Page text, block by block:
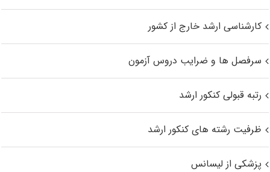
کارشناسی ارشد خارج از کشور
سرفصل ها و ضرایب دروس آزمون
رتبه قبولی کنکور ارشد
ظرفیت رشته های کنکور ارشد
پزشکی از لیسانس